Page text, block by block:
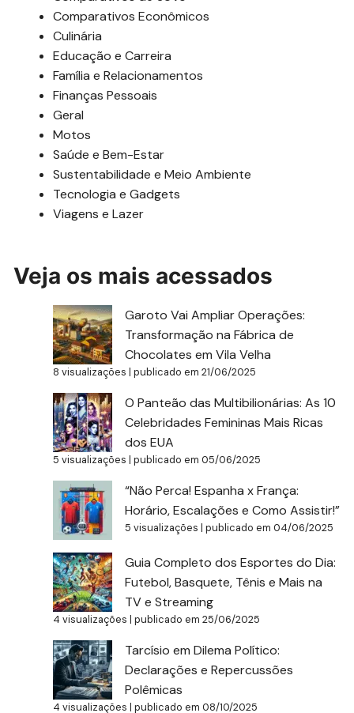
Comparativos Econômicos
Culinária
Educação e Carreira
Família e Relacionamentos
Finanças Pessoais
Geral
Motos
Saúde e Bem-Estar
Sustentabilidade e Meio Ambiente
Tecnologia e Gadgets
Viagens e Lazer
Veja os mais acessados
Garoto Vai Ampliar Operações:
Transformação na Fábrica de
Chocolates em Vila Velha
8 visualizações |publicado em 21/06/2025
O Panteão das Multibilionárias: As 10
Celebridades Femininas Mais Ricas
dos EUA
5 visualizações |publicado em 05/06/2025
“Não Perca! Espanha x França:
Horário, Escalações e Como Assistir!”
5 visualizações |publicado em 04/06/2025
Guia Completo dos Esportes do Dia:
Futebol, Basquete, Tênis e Mais na
TV e Streaming
4 visualizações |publicado em 25/06/2025
Tarcísio em Dilema Político:
Declarações e Repercussões
Polêmicas
4 visualizações |publicado em 08/10/2025